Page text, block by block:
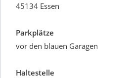
45134 Essen
Parkplätze
vor den blauen Garagen
Haltestelle